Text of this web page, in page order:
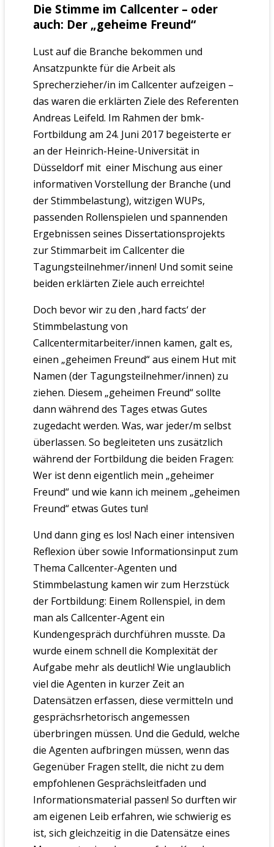
Die Stimme im Callcenter – oder
auch: Der „geheime Freund“
Lust auf die Branche bekommen und
Ansatzpunkte für die Arbeit als
Sprecherzieher/in im Callcenter aufzeigen –
das waren die erklärten Ziele des Referenten
Andreas Leifeld. Im Rahmen der bmk-
Fortbildung am 24. Juni 2017 begeisterte er
an der Heinrich-Heine-Universität in
Düsseldorf mit einer Mischung aus einer
informativen Vorstellung der Branche (und
der Stimmbelastung), witzigen WUPs,
passenden Rollenspielen und spannenden
Ergebnissen seines Dissertationsprojekts
zur Stimmarbeit im Callcenter die
Tagungsteilnehmer/innen! Und somit seine
beiden erklärten Ziele auch erreichte!
Doch bevor wir zu den ‚hard facts‘ der
Stimmbelastung von
Callcentermitarbeiter/innen kamen, galt es,
einen „geheimen Freund“ aus einem Hut mit
Namen (der Tagungsteilnehmer/innen) zu
ziehen. Diesem „geheimen Freund“ sollte
dann während des Tages etwas Gutes
zugedacht werden. Was, war jeder/m selbst
überlassen. So begleiteten uns zusätzlich
während der Fortbildung die beiden Fragen:
Wer ist denn eigentlich mein „geheimer
Freund“ und wie kann ich meinem „geheimen
Freund“ etwas Gutes tun!
Und dann ging es los! Nach einer intensiven
Reflexion über sowie Informationsinput zum
Thema Callcenter-Agenten und
Stimmbelastung kamen wir zum Herzstück
der Fortbildung: Einem Rollenspiel, in dem
man als Callcenter-Agent ein
Kundengespräch durchführen musste. Da
wurde einem schnell die Komplexität der
Aufgabe mehr als deutlich! Wie unglaublich
viel die Agenten in kurzer Zeit an
Datensätzen erfassen, diese vermitteln und
gesprächsrhetorisch angemessen
überbringen müssen. Und die Geduld, welche
die Agenten aufbringen müssen, wenn das
Gegenüber Fragen stellt, die nicht zu dem
empfohlenen Gesprächsleitfaden und
Informationsmaterial passen! So durften wir
am eigenen Leib erfahren, wie schwierig es
ist, sich gleichzeitig in die Datensätze eines